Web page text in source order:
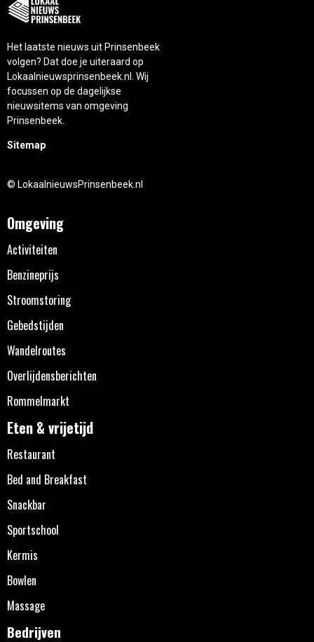
Het laatste nieuws uit Prinsenbeek
volgen? Dat doe je uiteraard op
Lokaalnieuwsprinsenbeek.nl. Wij
focussen op de dagelijkse
nieuwsitems van omgeving
Prinsenbeek.
Sitemap
© LokaalnieuwsPrinsenbeek.nl
Omgeving
Activiteiten
Benzineprijs
Stroomstoring
Gebedstijden
Wandelroutes
Overlijdensberichten
Rommelmarkt
Eten & vrijetijd
Restaurant
Bed and Breakfast
Snackbar
Sportschool
Kermis
Bowlen
Massage
Bedrijven